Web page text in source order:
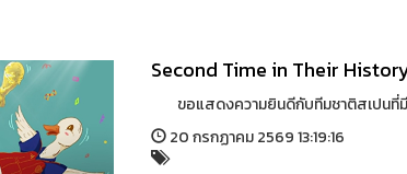
Second Time in Their
ขอแสดงความยินดีกับทีมชาติสเปนที่มี
20 กรกฏาคม 2569 13:19:16